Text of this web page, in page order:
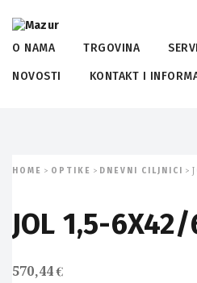
O NAMA TRGOVINA
NOVOSTI KONTAKT I
HOME > OPTIKE > DNEVNI CILJNICI >
JOL 1,5-6X42/
570,44€